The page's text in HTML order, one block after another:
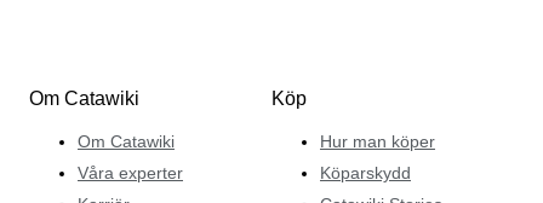
Om Catawiki
Om Catawiki
Våra experter
Köp
Hur man köper
Köparskydd